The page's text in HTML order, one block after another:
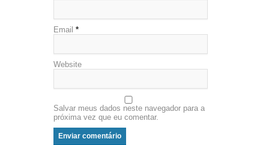
Email *
Website
Salvar meus dados neste navegador para a
próxima vez que eu comentar.